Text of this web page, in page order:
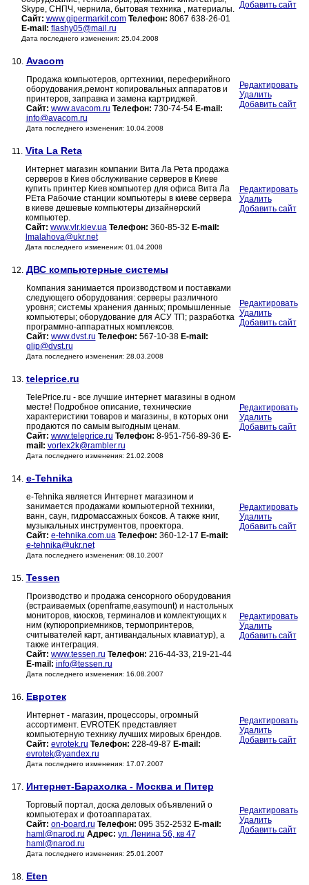
Skype, СНПЧ, чернила, бытовая техника , материалы.
Сайт: www.gipermarkit.com Телефон: 8067 638-26-01
E-mail: flashy05@mail.ru
Дата последнего изменения: 25.04.2008
Добавить сайт
10. Avacom
Продажа компьютеров, оргтехники, переферийного
оборудования,ремонт копировальных аппаратов и
принтеров, заправка и замена картриджей.
Сайт: www.avacom.ru Телефон: 730-74-54 E-mail:
info@avacom.ru
Дата последнего изменения: 10.04.2008
Редактировать
Удалить
Добавить сайт
11. Vita La Reta
Интернет магазин компании Вита Ла Рета продажа
серверов в Киев обслуживание серверов в Киеве
купить принтер Киев компьютер для офиса Вита Ла
РЕта Рабочие станции компьютеры в киеве сервера
в киеве дешевые компьютеры дизайнерский
компьютер.
Сайт: www.vlr.kiev.ua Телефон: 360-85-32 E-mail:
lmalahova@ukr.net
Дата последнего изменения: 01.04.2008
Редактировать
Удалить
Добавить сайт
12. ДВС компьютерные системы
Компания занимается производством и поставками
следующего оборудования: серверы различного
уровня; системы хранения данных; промышленные
компьютеры; оборудование для АСУ ТП; разработка
программно-аппаратных комплексов.
Сайт: www.dvst.ru Телефон: 567-10-38 E-mail:
glip@dvst.ru
Дата последнего изменения: 28.03.2008
Редактировать
Удалить
Добавить сайт
13. teleprice.ru
TelePrice.ru - все лучшие интернет магазины в одном
месте! Подробное описание, технические
характеристики товаров и магазины, в которых они
продаются по самым выгодным ценам.
Сайт: www.teleprice.ru Телефон: 8-951-756-89-36 E-
mail: vortex2k@rambler.ru
Дата последнего изменения: 21.02.2008
Редактировать
Удалить
Добавить сайт
14. e-Tehnika
e-Tehnika является Интернет магазином и
занимается продажами компьютерной техники,
ванн, саун, гидромассажных боксов. А также книг,
музыкальных инструментов, проектора.
Сайт: e-tehnika.com.ua Телефон: 360-12-17 E-mail:
e-tehnika@ukr.net
Дата последнего изменения: 08.10.2007
Редактировать
Удалить
Добавить сайт
15. Tessen
Производство и продажа сенсорного оборудования
(встраиваемых (openframe,easymount) и настольных
мониторов, киосков, терминалов и комлектующих к
ним (купюроприемников, термопринтеров,
считывателей карт, антивандальных клавиатур), а
также интеграция.
Сайт: www.tessen.ru Телефон: 216-44-33, 219-21-44
E-mail: info@tessen.ru
Дата последнего изменения: 16.08.2007
Редактировать
Удалить
Добавить сайт
16. Евротек
Интернет - магазин, процессоры, огромный
ассортимент. EVROTEK представляет
компьютерную технику лучших мировых брендов.
Сайт: evrotek.ru Телефон: 228-49-87 E-mail:
evrotek@yandex.ru
Дата последнего изменения: 17.07.2007
Редактировать
Удалить
Добавить сайт
17. Интернет-Барахолка - Москва и Питер
Торговый портал, доска деловых объявлений о
компьютерах и фотоаппаратах.
Сайт: on-board.ru Телефон: 095 352-2532 E-mail:
haml@narod.ru Адрес: ул. Ленина 56, кв 47
haml@narod.ru
Дата последнего изменения: 25.01.2007
Редактировать
Удалить
Добавить сайт
18. Eten